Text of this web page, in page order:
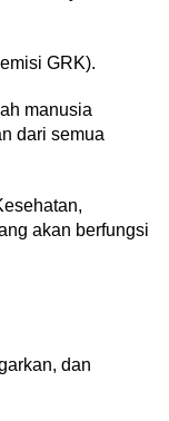
GRK).
manusia
dari semua
akan berfungsi
dan